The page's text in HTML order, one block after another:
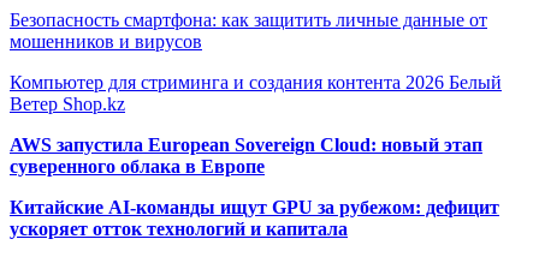
Безопасность смартфона: как защитить личные данные от
мошенников и вирусов
Компьютер для стриминга и создания контента 2026 Белый
Ветер Shop.kz
AWS запустила European Sovereign Cloud: новый этап
суверенного облака в Европе
Китайские AI-команды ищут GPU за рубежом: дефицит
ускоряет отток технологий и капитала